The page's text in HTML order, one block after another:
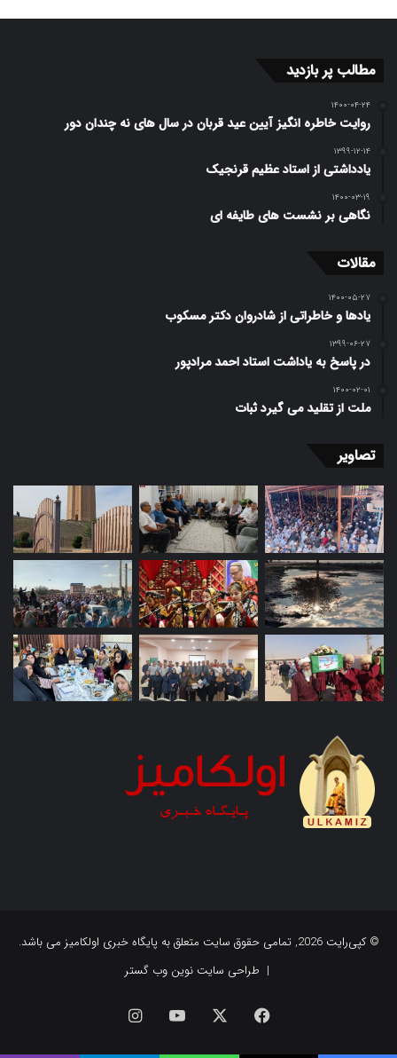
مطالب پر بازدید
۱۴۰۰-۰۴-۲۴
روایت خاطره انگیز آیین عید قربان در سال های نه چندان دور
۱۳۹۹-۱۲-۱۴
یادداشتی از استاد عظیم قرنجیک
۱۴۰۰-۰۳-۱۹
نگاهی بر نشست های طایفه ای
مقالات
۱۴۰۰-۰۵-۲۷
یادها و خاطراتی از شادروان دکتر مسکوب
۱۳۹۹-۰۶-۲۷
در پاسخ به یاداشت استاد احمد مرادپور
۱۴۰۰-۰۲-۰۱
ملت از تقلید می گیرد ثبات
تصاویر
© کپی‌رایت 2026, تمامی حقوق سایت متعلق به پایگاه خبری اولکامیز می باشد.
| طراحی سایت نوین وب گستر
فیس
یوتیوب